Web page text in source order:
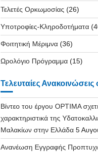
Τελετές Ορκωμοσίας (26)
Υποτροφίες-Κληροδοτήματα
Φοιτητική Μέριμνα(36)
Ωρολόγιο Πρόγραμμα(15)
Τελευταίες Ανακοινώσεις
Βίντεο του έργου OPTIMA
χαρακτηριστικά της
Μαλακίων στην Ελλάδα 5
Ανανέωση Εγγραφής